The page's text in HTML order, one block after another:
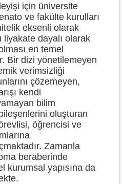
için üniversite
ve fakülte kurulları
eksenli olarak
liyakate dayalı olarak
en temel
Bir dizi yönetilemeyen
verimsizliği
çözemeyen,
kendi
bilim
oluşturan
öğrencisi ve
Zamanla
beraberinde
kurumsal yapısına da